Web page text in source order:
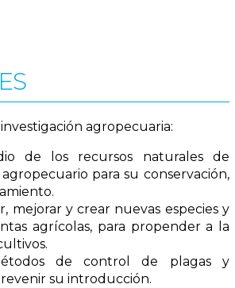
agropecuaria:
de los recursos naturales de
para su conservación,
mejorar y crear nuevas especies y
agrícolas, para propender a la
de control de plagas y
su introducción.